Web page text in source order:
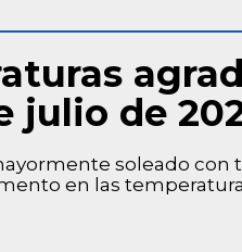
julio de
soleado con
en las